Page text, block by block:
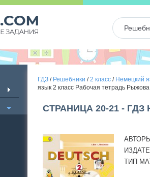
ГДЗ/ Решебники /2 класс/ Немецкий
язык 2 класс Рабочая тетрадь
СТРАНИЦА 20-21 -
ТИП